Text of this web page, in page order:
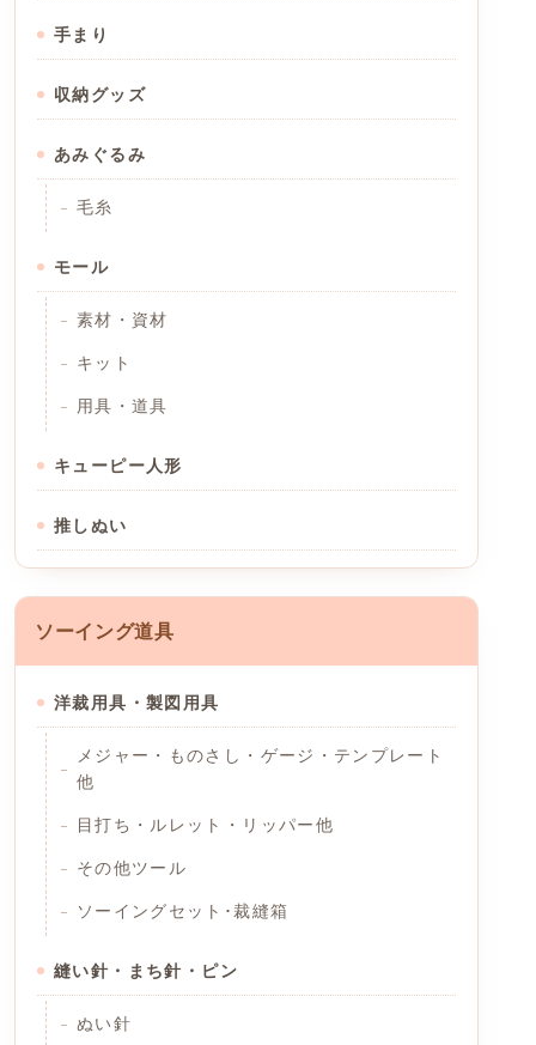
手まり
収納グッズ
あみぐるみ
毛糸
モール
素材・資材
キット
用具・道具
キューピー人形
推しぬい
ソーイング道具
洋裁用具・製図用具
メジャー・ものさし・ゲージ・テンプレート
他
目打ち・ルレット・リッパー他
その他ツール
ソーイングセット･裁縫箱
縫い針・まち針・ピン
ぬい針